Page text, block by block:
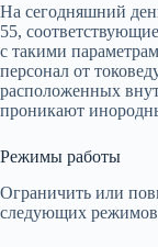
На сегодняшний
55,
с такими
персонал от
расположенных
проникают
Режимы работы
Ограничить или
следующих